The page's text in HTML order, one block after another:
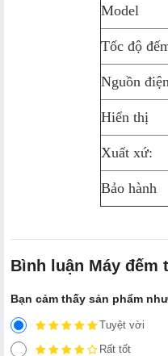
Model
Tốc độ
Nguồn
Hiển thị
Xuất xứ:
Bảo hành
Bình luận Máy đếm
Bạn cảm thấy sản phẩm
Tuyệt vời
Rất tốt